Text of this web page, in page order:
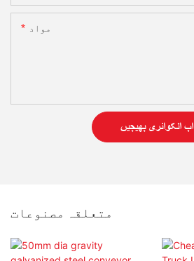
مواد
اب انکوائری بھیجیں
متعلقہ مصنوعات